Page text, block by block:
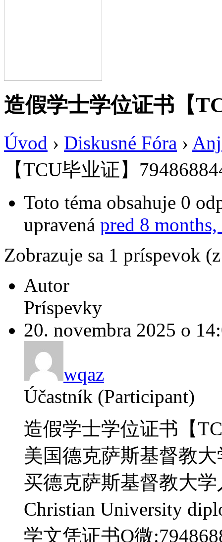
造假学士学位证书【
Úvod › Diskusné Fóra ›
【TCU毕业证】
Toto téma obsahuje 0
upravená pred 8 months,
Zobrazuje sa 1 príspevok
Autor
Príspevky
20. novembra 2025 o
wqaz
Účastník (Participant)
造假学士学位证书【
美国德克萨斯基督教
买德克萨斯基督教大学
Christian University
学文凭证书Q微